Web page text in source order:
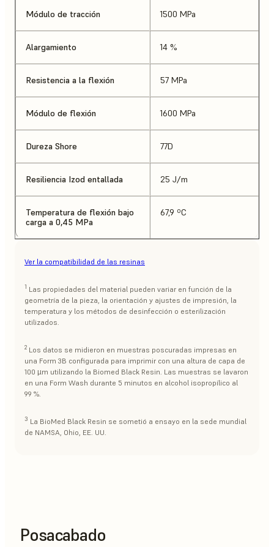
Módulo de tracción 1500 MPa
Alargamiento 14 %
Resistencia a la flexión 57 MPa
Módulo de flexión 1600 MPa
Dureza Shore 77D
Resiliencia Izod entallada 25 J/m
Temperatura de flexión bajo
carga a 0,45 MPa
67,9 ºC
Ver la compatibilidad de las resinas
1 Las propiedades del material pueden variar en función de la
geometría de la pieza, la orientación y ajustes de impresión, la
temperatura y los métodos de desinfección o esterilización
utilizados.
2 Los datos se midieron en muestras poscuradas impresas en
una Form 3B configurada para imprimir con una altura de capa de
100 µm utilizando la Biomed Black Resin. Las muestras se lavaron
en una Form Wash durante 5 minutos en alcohol isopropílico al
99 %.
3 La BioMed Black Resin se sometió a ensayo en la sede mundial
de NAMSA, Ohio, EE. UU.
Posacabado